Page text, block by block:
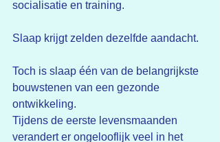
socialisatie en training.
Slaap krijgt zelden dezelfde aandacht.
Toch is slaap één van de belangrijkste
bouwstenen van een gezonde
ontwikkeling.
Tijdens de eerste levensmaanden
verandert er ongelooflijk veel in het